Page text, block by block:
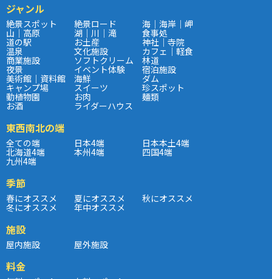
ジャンル
絶景スポット 絶景ロード 海｜海岸｜岬
山｜高原 湖｜川｜滝 食事処
道の駅 お土産 神社｜寺院
温泉 文化施設 カフェ｜軽食
商業施設 ソフトクリーム 林道
夜景 イベント体験 宿泊施設
美術館｜資料館 海鮮 ダム
キャンプ場 スイーツ 珍スポット
動植物園 お肉 麺類
お酒 ライダーハウス
東西南北の端
全ての端 日本4端 日本本土4端
北海道4端 本州4端 四国4端
九州4端
季節
春にオススメ 夏にオススメ 秋にオススメ
冬にオススメ 年中オススメ
施設
屋内施設 屋外施設
料金